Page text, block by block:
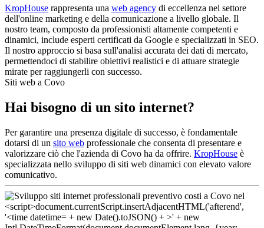
KropHouse rappresenta una web agency di eccellenza nel settore
dell'online marketing e della comunicazione a livello globale. Il
nostro team, composto da professionisti altamente competenti e
dinamici, include esperti certificati da Google e specializzati in SEO.
Il nostro approccio si basa sull'analisi accurata dei dati di mercato,
permettendoci di stabilire obiettivi realistici e di attuare strategie
mirate per raggiungerli con successo.
Siti web a Covo
Hai bisogno di un sito internet?
Per garantire una presenza digitale di successo, è fondamentale
dotarsi di un sito web professionale che consenta di presentare e
valorizzare ciò che l'azienda di Covo ha da offrire. KropHouse è
specializzata nello sviluppo di siti web dinamici con elevato valore
comunicativo.